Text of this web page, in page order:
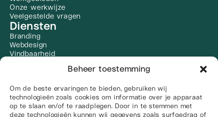
Beheer toestemming
Om de beste ervaringen te bieden, gebruiken wij
technologieën zoals cookies om informatie over je apparaat
op te slaan en/of te raadplegen. Door in te stemmen met
deze technologieën kunnen wij gegevens zoals surfgedrag of
Onze werkwijze
Veelgestelde vragen
Diensten
Branding
Webdesign
Vindbaarheid
Alle diensten
Social media